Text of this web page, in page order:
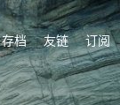
存档 友链 订阅